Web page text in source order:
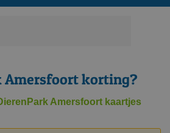
Amersfoort korting?
Amersfoort kaartjes